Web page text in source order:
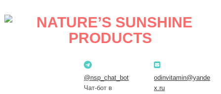
odinvitamin@yande
x.ru
@nsp_chat_bot
Чат-бот в